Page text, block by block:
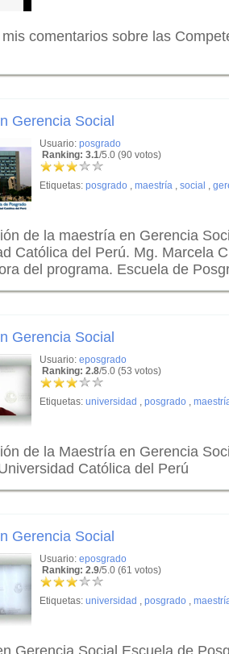
comentarios sobre las
Gerencia Social
Usuario: posgrado
Ranking: 3.1/5.0 (90 votos)
Etiquetas: posgrado , maestría , social ,
de la maestría en Gerencia
Católica del Perú. Mg. Marcela
del programa. Escuela de
Gerencia Social
Usuario: eposgrado
Ranking: 2.8/5.0 (53 votos)
Etiquetas: universidad , posgrado ,
de la Maestría en Gerencia
Católica del Perú
Gerencia Social
Usuario: eposgrado
Ranking: 2.9/5.0 (61 votos)
Etiquetas: universidad , posgrado ,
Gerencia Social Escuela de